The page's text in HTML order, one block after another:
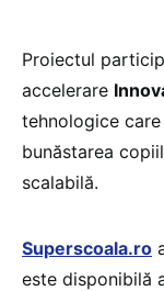
Proiectul
accelerare
tehnologice
bunăstarea
scalabilă.
Superscoala.ro
este disponibilă